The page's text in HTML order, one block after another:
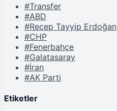
#Transfer
#ABD
#Recep Tayyip Erdoğan
#CHP
#Fenerbahçe
#Galatasaray
#İran
#AK Parti
Etiketler